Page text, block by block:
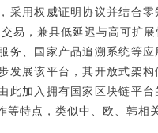
采用权威证明协议并结合
易，兼具低延迟与高可扩
务、国家产品追溯系统等应
发展该平台，其开放式架
此加入拥有国家区块链平台
等特点，类似中、欧、韩相